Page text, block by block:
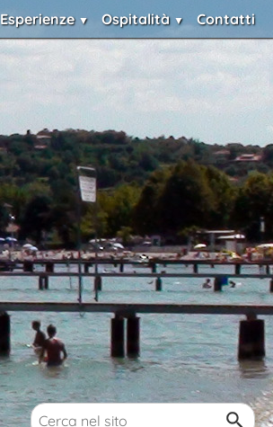
Esperienze Ospitalità Contatti